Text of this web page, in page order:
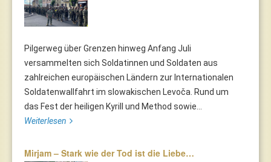
Pilgerweg über Grenzen hinweg Anfang Juli
versammelten sich Soldatinnen und Soldaten aus
zahlreichen europäischen Ländern zur Internationalen
Soldatenwallfahrt im slowakischen Levoča. Rund um
das Fest der heiligen Kyrill und Method sowie...
Weiterlesen
Mirjam – Stark wie der Tod ist die Liebe…